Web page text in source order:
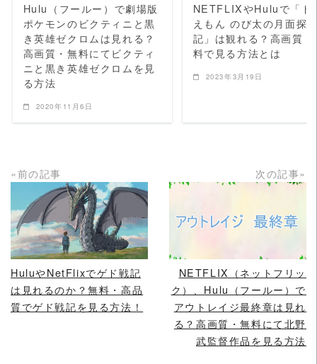
Hulu（フールー）で劇場版
ポケモンのビクティニと黒
き英雄ゼクロムは見れる？
高画質・無料にてビクティ
ニと黒き英雄ゼクロムを見
る方法
2020年11月6日
NETFLIXやHuluで「ド
えもん のび太の月面探
記」は観れる？高画質・
料で見る方法とは
2023年3月19日
«前の記事
READ MORE
HuluやNetFlixでゲド戦記
は見れるのか？無料・高品
質でゲド戦記を見る方法！
次の記事»
READ MORE
NETFLIX（ネットフリッ
ク）、Hulu（フールー）で
アウトレイジ最終章は見れ
る？高画質・無料にて北野
武監督作品を見る方法